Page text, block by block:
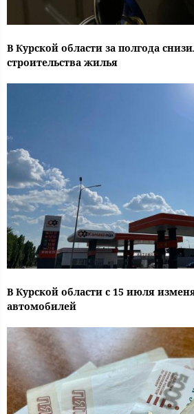
В Курской области за полгода
строительства жилья
В Курской области с 15 июля
автомобилей